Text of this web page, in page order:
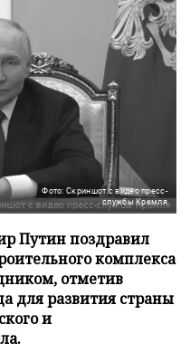
Фото: Скриншот с видео пресс-
службы Кремля
Путин поздравил
комплекса
отметив
для развития страны
и